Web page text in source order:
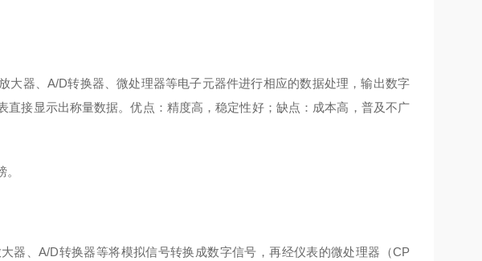
大器、A/D转换器、微处理器等电子元器件进行相应的数据处理，输出数字
直接显示出称量数据。优点：精度高，稳定性好；缺点：成本高，普及不广
器、A/D转换器等将模拟信号转换成数字信号，再经仪表的微处理器（CP